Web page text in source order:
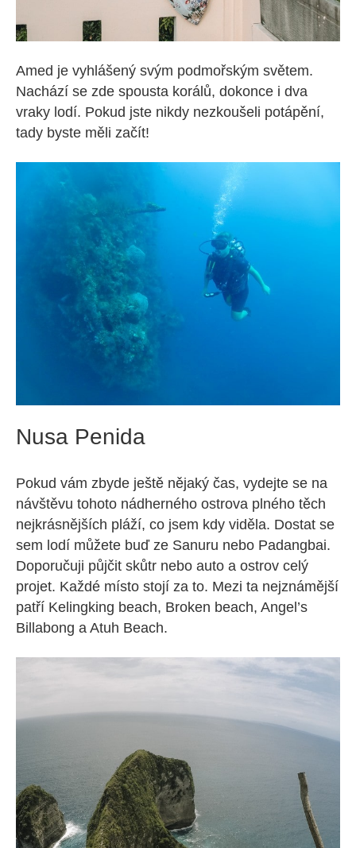
Amed je vyhlášený svým podmořským světem.
Nachází se zde spousta korálů, dokonce i dva
vraky lodí. Pokud jste nikdy nezkoušeli potápění,
tady byste měli začít!
Nusa Penida
Pokud vám zbyde ještě nějaký čas, vydejte se na
návštěvu tohoto nádherného ostrova plného těch
nejkrásnějších pláží, co jsem kdy viděla. Dostat se
sem lodí můžete buď ze Sanuru nebo Padangbai.
Doporučuji půjčit skůtr nebo auto a ostrov celý
projet. Každé místo stojí za to. Mezi ta nejznámější
patří Kelingking beach, Broken beach, Angel’s
Billabong a Atuh Beach.